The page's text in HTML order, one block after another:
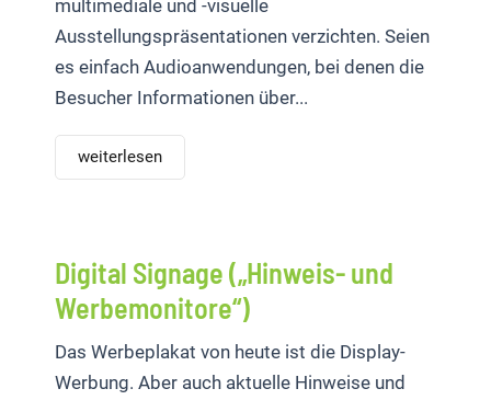
multimediale und -visuelle
Ausstellungspräsentationen verzichten. Seien
es einfach Audioanwendungen, bei denen die
Besucher Informationen über...
weiterlesen
Digital Signage („Hinweis- und
Werbemonitore“)
Das Werbeplakat von heute ist die Display-
Werbung. Aber auch aktuelle Hinweise und